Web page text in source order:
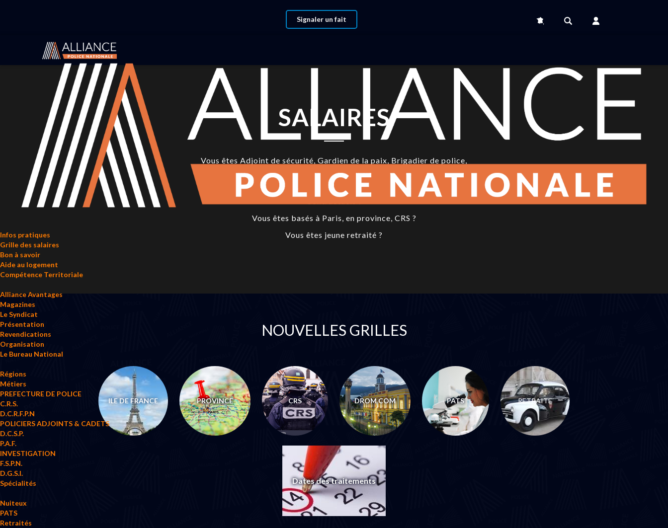
Signaler un fait
Infos pratiques
Grille des salaires
Bon à savoir
Aide au logement
Compétence Territoriale
Alliance Avantages
Magazines
Le Syndicat
Présentation
Revendications
Organisation
Le Bureau National
Régions
Métiers
PREFECTURE DE POLICE
C.R.S.
D.C.R.F.P.N
POLICIERS ADJOINTS & CADETS
D.C.S.P.
P.A.F.
INVESTIGATION
F.S.P.N.
D.G.S.I.
Spécialités
Nuiteux
PATS
Retraités
SALAIRES
Vous êtes Adjoint de sécurité, Gardien de la paix, Brigadier de police,
Brigadier-Chef de police, Major de police, RULP ?
Vous êtes Personnels Administratifs, Techniques, Scientifiques, SIC et
Vous êtes basés à Paris, en province, CRS ?
Vous êtes jeune retraité ?
NOUVELLES GRILLES
ILE DE FRANCE PROVINCE CRS DROM COM PATS RETRAITE
Dates des traitements